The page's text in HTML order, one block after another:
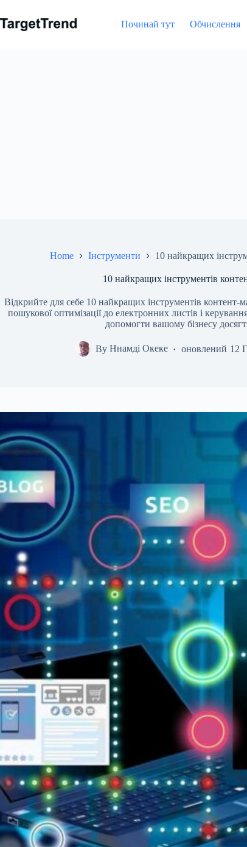
вмісту
Починай тут Обчислення
Home Інструменти 10 найкращих
10 найкращих інструментів
Відкрийте для себе 10 найкращих інструментів контент-
пошукової оптимізації до електронних листів і
допомогти вашому бізнесу
By Ннамді Океке оновлений 12